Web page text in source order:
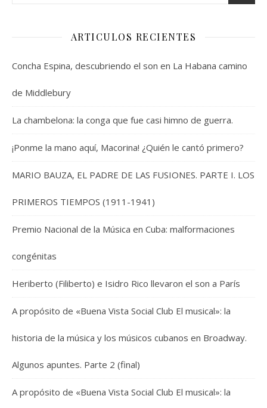
ARTICULOS RECIENTES
Concha Espina, descubriendo el son en La Habana camino
de Middlebury
La chambelona: la conga que fue casi himno de guerra.
¡Ponme la mano aquí, Macorina! ¿Quién le cantó primero?
MARIO BAUZA, EL PADRE DE LAS FUSIONES. PARTE I. LOS
PRIMEROS TIEMPOS (1911-1941)
Premio Nacional de la Música en Cuba: malformaciones
congénitas
Heriberto (Filiberto) e Isidro Rico llevaron el son a París
A propósito de «Buena Vista Social Club El musical»: la
historia de la música y los músicos cubanos en Broadway.
Algunos apuntes. Parte 2 (final)
A propósito de «Buena Vista Social Club El musical»: la